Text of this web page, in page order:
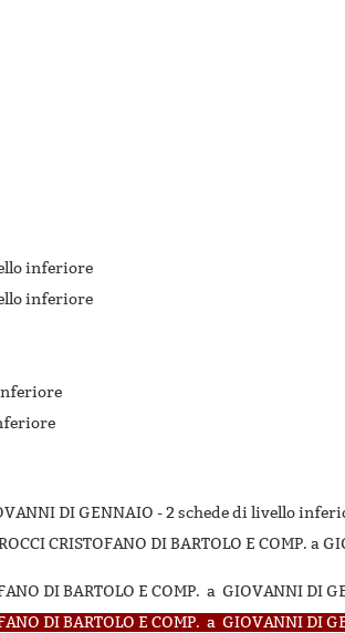
inferiore
inferiore
DI GENNAIO -2 schede di livello
CRISTOFANO DI BARTOLO E COMP. a
DI BARTOLO E COMP. a GIOVANNI DI
DI BARTOLO E COMP. a GIOVANNI DI